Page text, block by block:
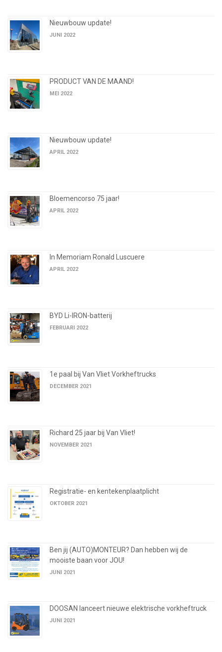
Nieuwbouw update!
JUNI 2022
PRODUCT VAN DE MAAND!
MEI 2022
Nieuwbouw update!
APRIL 2022
Bloemencorso 75 jaar!
APRIL 2022
In Memoriam Ronald Luscuere
APRIL 2022
BYD Li-IRON-batterij
FEBRUARI 2022
1e paal bij Van Vliet Vorkheftrucks
DECEMBER 2021
Richard 25 jaar bij Van Vliet!
NOVEMBER 2021
Registratie- en kentekenplaatplicht
OKTOBER 2021
Ben jij (AUTO)MONTEUR? Dan hebben wij de
mooiste baan voor JOU!
JUNI 2021
DOOSAN lanceert nieuwe elektrische vorkheftruck
JUNI 2021